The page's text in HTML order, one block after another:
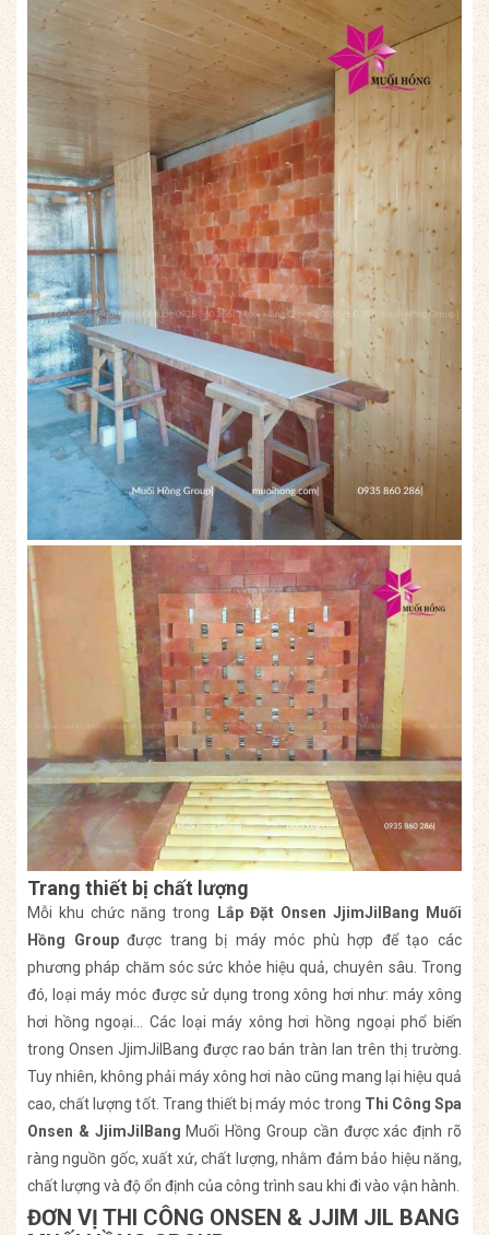
Trang thiết bị chất lượng
Mỗi khu chức năng trong
Lắp Đặt Onsen JjimJilBang Muối
Hồng Groupđược trang bị máy móc phù hợp để tạo các
phương pháp chăm sóc sức khỏe hiệu quả, chuyên sâu. Trong
đó, loại máy móc được sử dụng trong xông hơi như: máy xông
hơi hồng ngoại… Các loại máy xông hơi hồng ngoại phổ biến
trong Onsen JjimJilBang được rao bán tràn lan trên thị trường.
Tuy nhiên, không phải máy xông hơi nào cũng mang lại hiệu quả
cao, chất lượng tốt. Trang thiết bị máy móc trong Thi Công Spa
Onsen & JjimJilBang Muối Hồng Group cần được xác định rõ
ràng nguồn gốc, xuất xứ, chất lượng, nhằm đảm bảo hiệu năng,
chất lượng và độ ổn định của công trình sau khi đi vào vận hành.
ĐƠN VỊ THI CÔNG ONSEN & JJIM JIL BANG